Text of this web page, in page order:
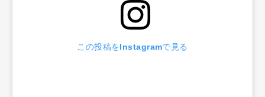
この投稿をInstagramで見る